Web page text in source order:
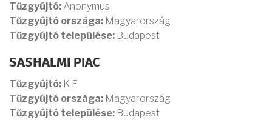
Tűzgyújtó: Anonymus
Tűzgyújtó országa: Magyarország
Tűzgyújtó települése: Budapest
SASHALMI PIAC
Tűzgyújtó: K E
Tűzgyújtó országa: Magyarország
Tűzgyújtó települése: Budapest